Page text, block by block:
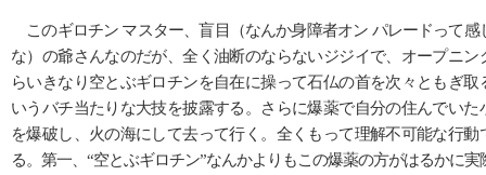
このギロチン マスター、盲目（なんか身障者オン パレードって感
な）の爺さんなのだが、全く油断のならないジジイで、オープニン
らいきなり空とぶギロチンを自在に操って石仏の首を次々ともぎ取
いうバチ当たりな大技を披露する。さらに爆薬で自分の住んでいた
を爆破し、火の海にして去って行く。全くもって理解不可能な行動
る。第一、“空とぶギロチン”なんかよりもこの爆薬の方がはるかに実